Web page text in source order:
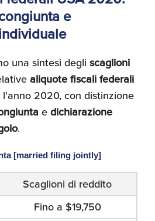
e
una sintesi degli scaglioni
aliquote fiscali federali
2020, con distinzione
edichiarazione
.
[married filing jointly]
Scaglioni di reddito
Fino a $19,750